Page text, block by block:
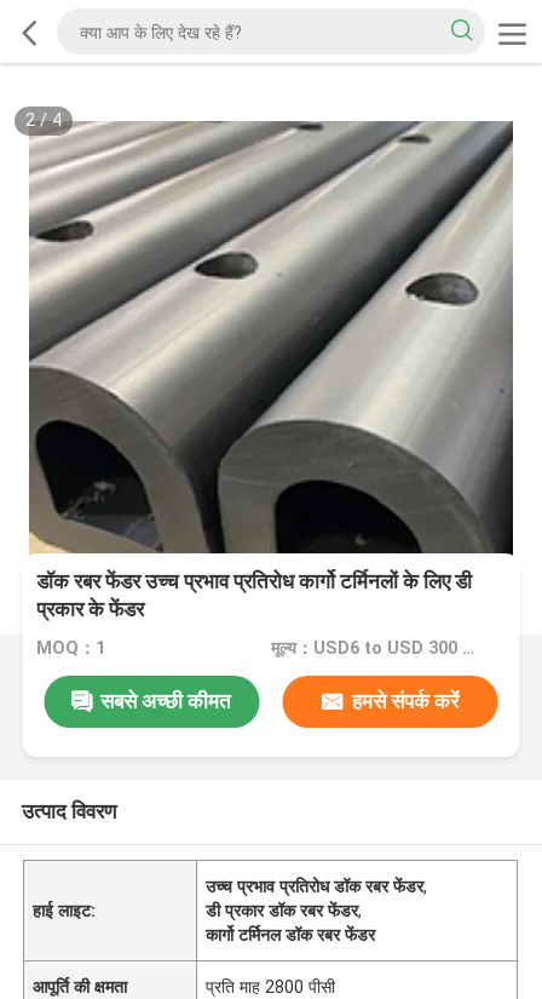
2/4
डॉक रबर फेंडर उच्च प्रभाव प्रतिरोध कार्गो टर्मिनलों के लिए डी
प्रकार के फेंडर
MOQ：1 मूल्य：USD6 to USD 300 Piece
सबसे अच्छी कीमत हमसे संपर्क करें
उत्पाद विवरण
हाई लाइट:
उच्च प्रभाव प्रतिरोध डॉक रबर फेंडर,
डी प्रकार डॉक रबर फेंडर,
कार्गो टर्मिनल डॉक रबर फेंडर
आपूर्ति की क्षमता प्रति माह 2800 पीसी